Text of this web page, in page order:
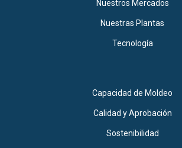
Nuestros Mercados
Nuestras Plantas
Tecnología
Capacidad de Moldeo
Calidad y Aprobación
Sostenibilidad